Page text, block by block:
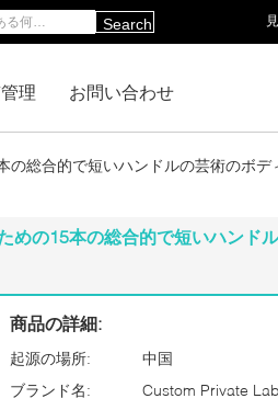
Search
理 お問い合わせ
総合的で短いハンドルの芸術のボデ
めの15本の総合的で短いハンド
商品の詳細:
起源の場所:
中国
ブランド名:
Custom Private